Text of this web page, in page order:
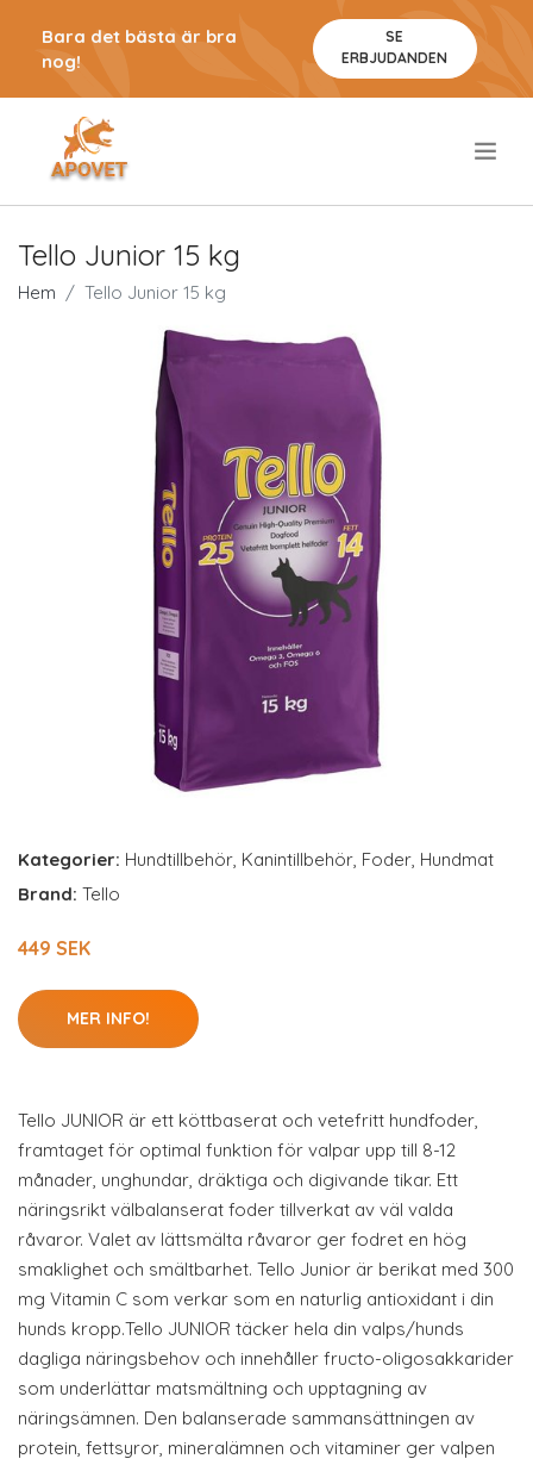
Bara det bästa är bra
nog!
SE
ERBJUDANDEN
Tello Junior 15 kg
Hem Tello Junior 15 kg
Kategorier: Hundtillbehör, Kanintillbehör, Foder, Hundmat
Brand: Tello
449 SEK
MER INFO!
Tello JUNIOR är ett köttbaserat och vetefritt hundfoder,
framtaget för optimal funktion för valpar upp till 8-12
månader, unghundar, dräktiga och digivande tikar. Ett
näringsrikt välbalanserat foder tillverkat av väl valda
råvaror. Valet av lättsmälta råvaror ger fodret en hög
smaklighet och smältbarhet. Tello Junior är berikat med 300
mg Vitamin C som verkar som en naturlig antioxidant i din
hunds kropp.Tello JUNIOR täcker hela din valps/hunds
dagliga näringsbehov och innehåller fructo-oligosakkarider
som underlättar matsmältning och upptagning av
näringsämnen. Den balanserade sammansättningen av
protein, fettsyror, mineralämnen och vitaminer ger valpen